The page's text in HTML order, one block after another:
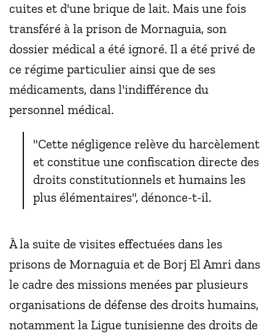
cuites et d'une brique de lait. Mais une fois
transféré à la prison de Mornaguia, son
dossier médical a été ignoré. Il a été privé de
ce régime particulier ainsi que de ses
médicaments, dans l'indifférence du
personnel médical.
"Cette négligence relève du harcèlement
et constitue une confiscation directe des
droits constitutionnels et humains les
plus élémentaires", dénonce-t-il.
À la suite de visites effectuées dans les
prisons de Mornaguia et de Borj El Amri dans
le cadre des missions menées par plusieurs
organisations de défense des droits humains,
notamment la Ligue tunisienne des droits de